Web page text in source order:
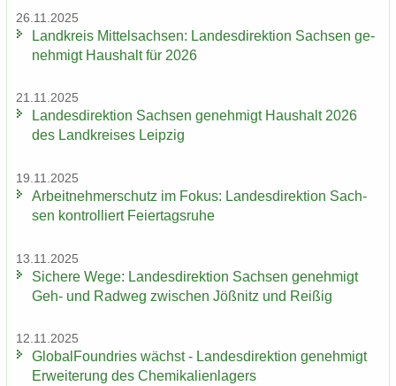
26.11.2025
Land­kreis Mit­tel­sach­sen: Lan­des­di­rek­ti­on Sach­sen ge­
neh­migt Haus­halt für 2026
21.11.2025
Lan­des­di­rek­ti­on Sach­sen ge­neh­migt Haus­halt 2026
des Land­krei­ses Leip­zig
19.11.2025
Ar­beit­neh­mer­schutz im Fokus: Lan­des­di­rek­ti­on Sach­
sen kon­trol­liert Fei­er­tags­ru­he
13.11.2025
Si­che­re Wege: Lan­des­di­rek­ti­on Sach­sen ge­neh­migt
Geh- und Rad­weg zwi­schen Jöß­nitz und Rei­ßig
12.11.2025
Glo­bal­Found­ries wächst - Lan­des­di­rek­ti­on ge­neh­migt
Er­wei­te­rung des Che­mi­ka­li­en­la­gers